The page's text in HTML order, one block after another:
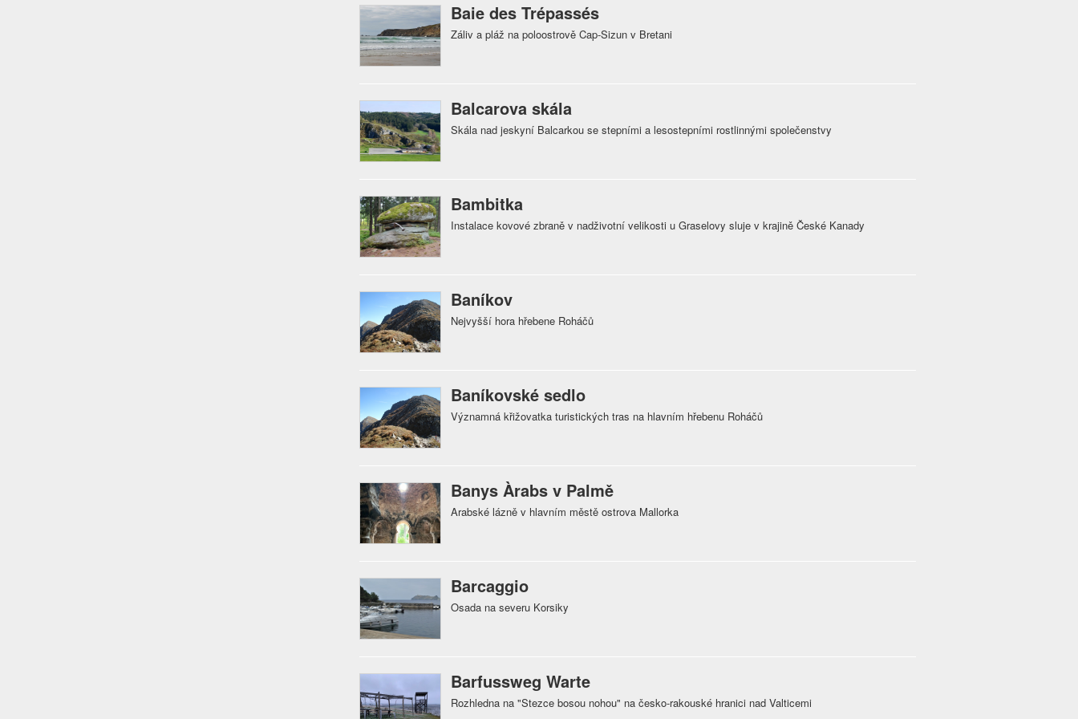
Baie des Trépassés
Záliv a pláž na poloostrově Cap-Sizun v Bretani
Balcarova skála
Skála nad jeskyní Balcarkou se stepními a lesostepními rostlinnými společenstvy
Bambitka
Instalace kovové zbraně v nadživotní velikosti u Graselovy sluje v krajině České Kanady
Baníkov
Nejvyšší hora hřebene Roháčů
Baníkovské sedlo
Významná křižovatka turistických tras na hlavním hřebenu Roháčů
Banys Àrabs v Palmě
Arabské lázně v hlavním městě ostrova Mallorka
Barcaggio
Osada na severu Korsiky
Barfussweg Warte
Rozhledna na "Stezce bosou nohou" na česko-rakouské hranici nad Valticemi